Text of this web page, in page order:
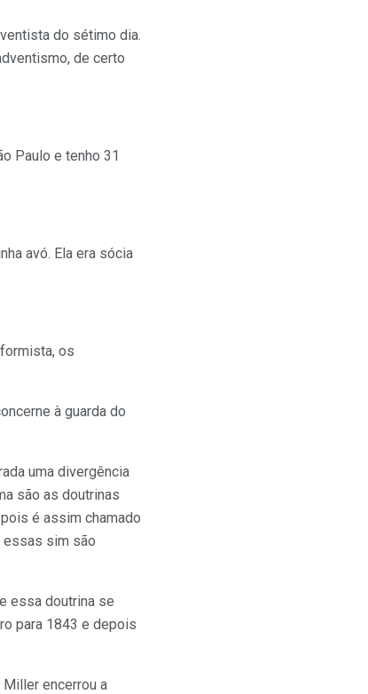
do sétimo dia.
de certo
Paulo e tenho 31
avó. Ela era sócia
os
à guarda do
uma divergência
são as doutrinas
é assim chamado
essas sim são
essa doutrina se
para 1843 e depois
encerrou a